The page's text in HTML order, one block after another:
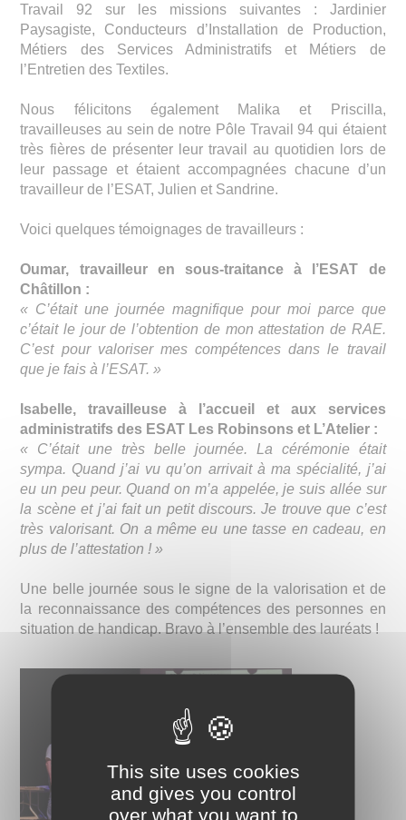
Travail 92 sur les missions suivantes : Jardinier
Paysagiste, Conducteurs d’Installation de Production,
Métiers des Services Administratifs et Métiers de
l’Entretien des Textiles.
Nous félicitons également Malika et Priscilla,
travailleuses au sein de notre Pôle Travail 94 qui étaient
très fières de présenter leur travail au quotidien lors de
leur passage et étaient accompagnées chacune d’un
travailleur de l’ESAT, Julien et Sandrine.
Voici quelques témoignages de travailleurs :
Oumar, travailleur en sous-traitance à l’ESAT de
Châtillon :
« C’était une journée magnifique pour moi parce que
c’était le jour de l’obtention de mon attestation de RAE.
C’est pour valoriser mes compétences dans le travail
que je fais à l’ESAT. »
Isabelle, travailleuse à l’accueil et aux services
administratifs des ESAT Les Robinsons et L’Atelier :
« C’était une très belle journée. La cérémonie était
sympa. Quand j’ai vu qu’on arrivait à ma spécialité, j’ai
eu un peu peur. Quand on m’a appelée, je suis allée sur
la scène et j’ai fait un petit discours. Je trouve que c’est
très valorisant. On a même eu une tasse en cadeau, en
plus de l’attestation ! »
Une belle journée sous le signe de la valorisation et de
la reconnaissance des compétences des personnes en
situation de handicap. Bravo à l’ensemble des lauréats !
This site uses cookies
and gives you control
over what you want to